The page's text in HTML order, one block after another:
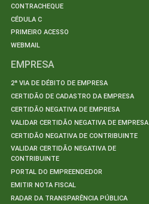
CONTRACHEQUE
CÉDULA C
PRIMEIRO ACESSO
WEBMAIL
EMPRESA
2ª VIA DE DÉBITO DE EMPRESA
CERTIDÃO DE CADASTRO DA EMPRESA
CERTIDÃO NEGATIVA DE EMPRESA
VALIDAR CERTIDÃO NEGATIVA DE EMPRESA
CERTIDÃO NEGATIVA DE CONTRIBUINTE
VALIDAR CERTIDÃO NEGATIVA DE
CONTRIBUINTE
PORTAL DO EMPREENDEDOR
EMITIR NOTA FISCAL
RADAR DA TRANSPARÊNCIA PÚBLICA